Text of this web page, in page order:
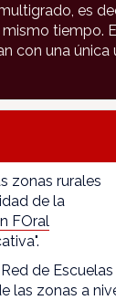
es
tiempo.
con una
zonas rurales
de la
FOral
de Escuelas
las zonas a